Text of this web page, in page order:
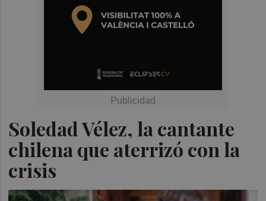
Soledad Vélez, la cantante
chilena que aterrizó con la
crisis